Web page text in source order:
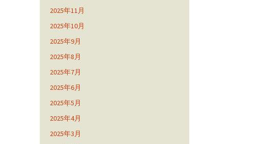
2025年11月
2025年10月
2025年9月
2025年8月
2025年7月
2025年6月
2025年5月
2025年4月
2025年3月